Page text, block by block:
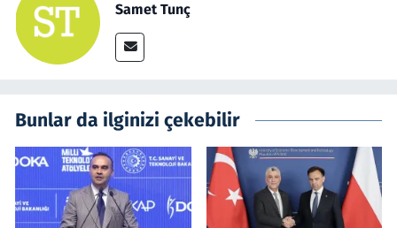
Samet Tunç
Bunlar da ilginizi çekebilir